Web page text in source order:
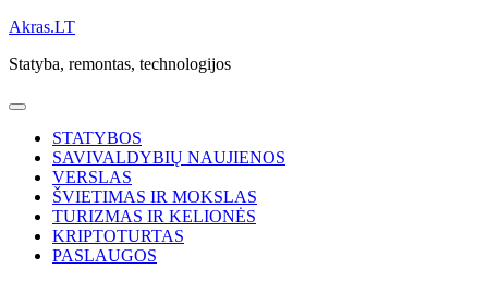
Skip
content
Akras.LT
Statyba, remontas, technologijos
STATYBOS
SAVIVALDYBIŲ NAUJIENOS
VERSLAS
ŠVIETIMAS IR MOKSLAS
TURIZMAS IR KELIONĖS
KRIPTOTURTAS
PASLAUGOS